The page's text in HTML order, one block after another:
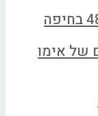
של אימו